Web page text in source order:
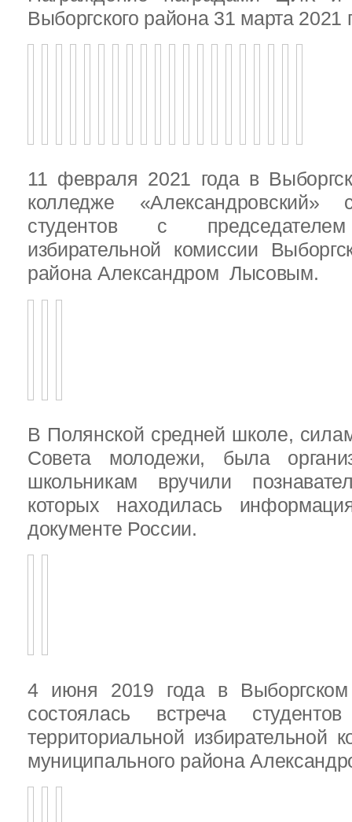
Выборгского района 31 марта 2021
11 февраля 2021 года в
колледже «Александровский»
студентов с председателем
избирательной комиссии
района Александром Лысовым.
В Полянской средней школе,
Совета молодежи, была
школьникам вручили
которых находилась
документе России.
4 июня 2019 года в
состоялась встреча
территориальной избирательной
муниципального района